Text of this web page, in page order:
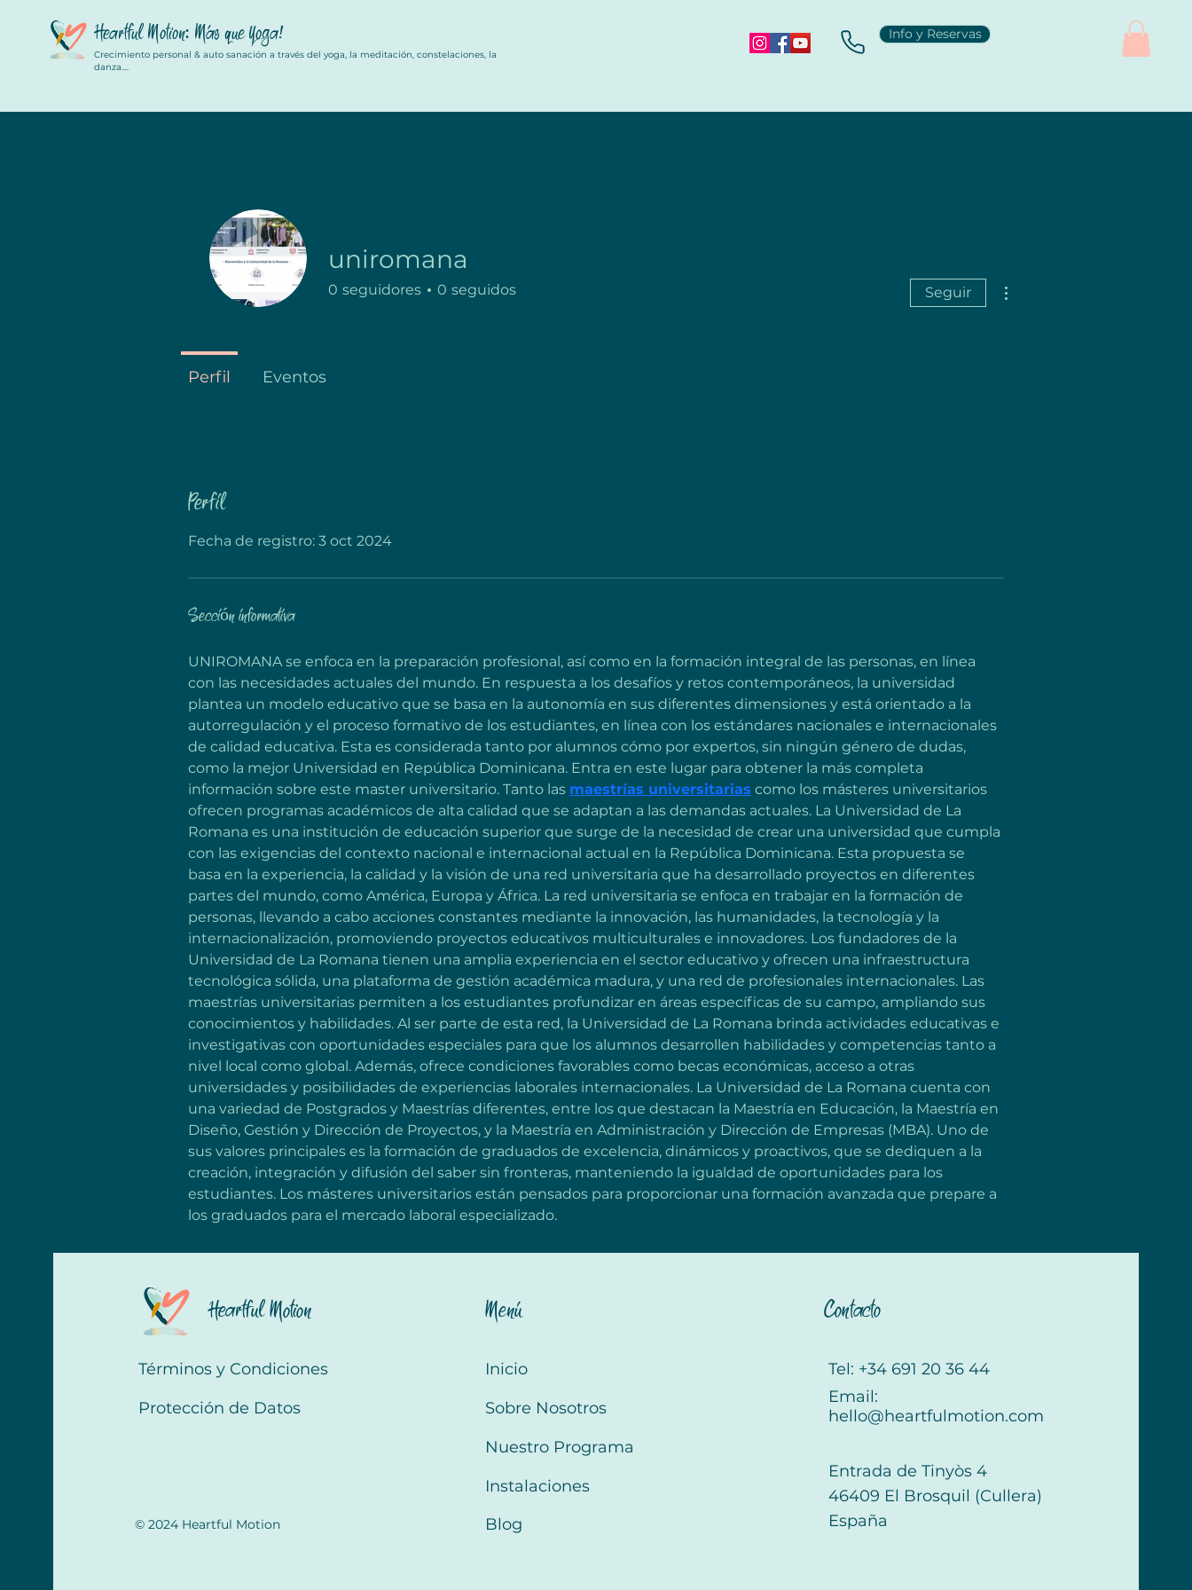
Heartful Motion: Más que Yoga!
Crecimiento personal & auto sanación a través del yoga, la meditación, constelaciones, la
danza....
Info y Reservas
Perfil
Fecha de registro: 3 oct 2024
Sección informativa
UNIROMANA se enfoca en la preparación profesional, así como en la formación integral de las personas, en línea
con las necesidades actuales del mundo. En respuesta a los desafíos y retos contemporáneos, la universidad
plantea un modelo educativo que se basa en la autonomía en sus diferentes dimensiones y está orientado a la
autorregulación y el proceso formativo de los estudiantes, en línea con los estándares nacionales e internacionales
de calidad educativa. Esta es considerada tanto por alumnos cómo por expertos, sin ningún género de dudas,
como la mejor Universidad en República Dominicana. Entra en este lugar para obtener la más completa
información sobre este master universitario. Tanto las maestrías universitarias como los másteres universitarios
ofrecen programas académicos de alta calidad que se adaptan a las demandas actuales. La Universidad de La
Romana es una institución de educación superior que surge de la necesidad de crear una universidad que cumpla
con las exigencias del contexto nacional e internacional actual en la República Dominicana. Esta propuesta se
basa en la experiencia, la calidad y la visión de una red universitaria que ha desarrollado proyectos en diferentes
partes del mundo, como América, Europa y África. La red universitaria se enfoca en trabajar en la formación de
personas, llevando a cabo acciones constantes mediante la innovación, las humanidades, la tecnología y la
internacionalización, promoviendo proyectos educativos multiculturales e innovadores. Los fundadores de la
Universidad de La Romana tienen una amplia experiencia en el sector educativo y ofrecen una infraestructura
tecnológica sólida, una plataforma de gestión académica madura, y una red de profesionales internacionales. Las
maestrías universitarias permiten a los estudiantes profundizar en áreas específicas de su campo, ampliando sus
conocimientos y habilidades. Al ser parte de esta red, la Universidad de La Romana brinda actividades educativas e
investigativas con oportunidades especiales para que los alumnos desarrollen habilidades y competencias tanto a
nivel local como global. Además, ofrece condiciones favorables como becas económicas, acceso a otras
universidades y posibilidades de experiencias laborales internacionales. La Universidad de La Romana cuenta con
una variedad de Postgrados y Maestrías diferentes, entre los que destacan la Maestría en Educación, la Maestría en
Diseño, Gestión y Dirección de Proyectos, y la Maestría en Administración y Dirección de Empresas (MBA). Uno de
sus valores principales es la formación de graduados de excelencia, dinámicos y proactivos, que se dediquen a la
creación, integración y difusión del saber sin fronteras, manteniendo la igualdad de oportunidades para los
estudiantes. Los másteres universitarios están pensados para proporcionar una formación avanzada que prepare a
los graduados para el mercado laboral especializado.
uniromana
0 seguidores 0 seguidos Seguir
Perfil Eventos
Heartful Motion
Términos y Condiciones
Protección de Datos
© 2024 Heartful Motion
Menú
Inicio
Sobre Nosotros
Nuestro Programa
Instalaciones
Blog
Contacto
Tel: +34 691 20 36 44
Email:
hello@heartfulmotion.com
Entrada de Tinyòs 4
46409 El Brosquil (Cullera)
España